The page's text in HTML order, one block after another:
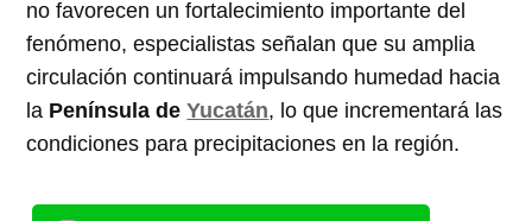
no favorecen un fortalecimiento importante del
fenómeno, especialistas señalan que su amplia
circulación continuará impulsando humedad hacia
la Península deYucatán, lo que incrementará las
condiciones para precipitaciones en la región.